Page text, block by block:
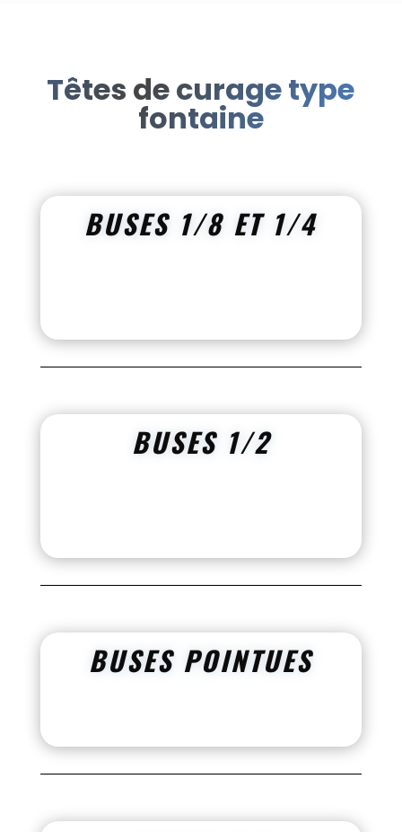
Têtes de curage type
fontaine
BUSES 1/8 ET 1/4
BUSES 1/2
BUSES POINTUES